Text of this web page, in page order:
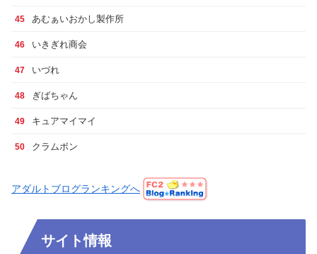
45 あむぁいおかし製作所
46 いきぎれ商会
47 いづれ
48 ぎばちゃん
49 キュアマイマイ
50 クラムボン
アダルトブログランキングへ
サイト情報